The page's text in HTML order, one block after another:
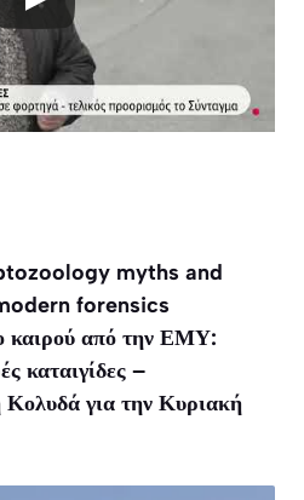
myths and
forensics
καιρού από την ΕΜΥ:
καταιγίδες –
Κολυδά για την Κυριακή